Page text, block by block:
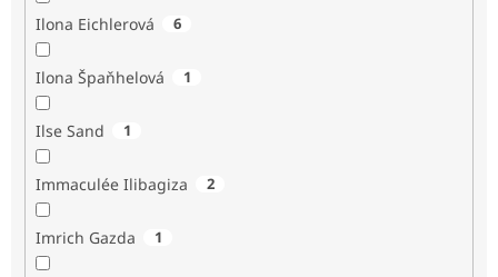
Ilona Eichlerová 6
Ilona Špaňhelová 1
Ilse Sand 1
Immaculée Ilibagiza 2
Imrich Gazda 1